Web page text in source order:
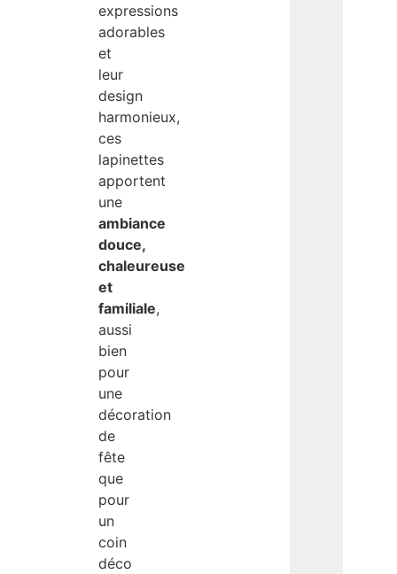
expressions
adorables
et
leur
design
harmonieux,
ces
lapinettes
apportent
une
ambiance
douce,
chaleureuse
et
familiale,
aussi
bien
pour
une
décoration
de
fête
que
pour
un
coin
déco